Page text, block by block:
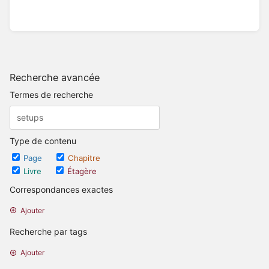
Recherche avancée
Termes de recherche
Type de contenu
Page
Chapitre
Livre
Étagère
Correspondances exactes
Ajouter
Recherche par tags
Ajouter